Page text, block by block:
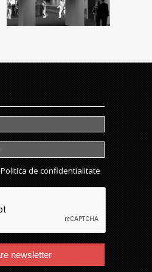
Politica de confidentialitate